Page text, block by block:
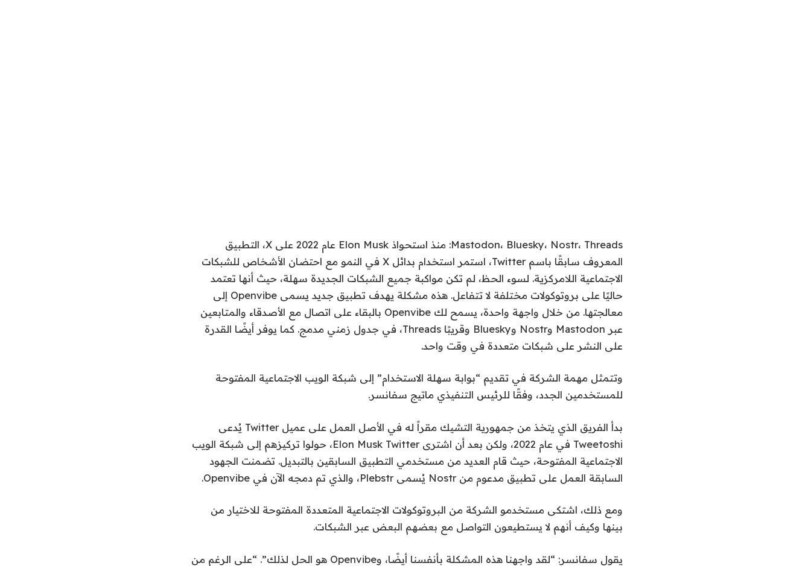
Mastodon، Bluesky، Nostr، Threads: منذ استحواذ Elon Musk عام 2022 على X، التطبيق
المعروف سابقًا باسم Twitter، استمر استخدام بدائل X في النمو مع احتضان الأشخاص للشبكات
الاجتماعية اللامركزية. لسوء الحظ، لم تكن مواكبة جميع الشبكات الجديدة سهلة، حيث أنها تعتمد
حاليًا على بروتوكولات مختلفة لا تتفاعل. هذه مشكلة يهدف تطبيق جديد يسمى Openvibe إلى
معالجتها. من خلال واجهة واحدة، يسمح لك Openvibe بالبقاء على اتصال مع الأصدقاء والمتابعين
عبر Mastodon وNostr وBluesky وقريبًا Threads، في جدول زمني مدمج. كما يوفر أيضًا القدرة
على النشر على شبكات متعددة في وقت واحد.
وتتمثل مهمة الشركة في تقديم “بوابة سهلة الاستخدام” إلى شبكة الويب الاجتماعية المفتوحة
للمستخدمين الجدد، وفقًا للرئيس التنفيذي ماتيج سفانسر.
بدأ الفريق الذي يتخذ من جمهورية التشيك مقراً له في الأصل العمل على عميل Twitter يُدعى
Tweetoshi في عام 2022، ولكن بعد أن اشترى Elon Musk Twitter، حولوا تركيزهم إلى شبكة الويب
الاجتماعية المفتوحة، حيث قام العديد من مستخدمي التطبيق السابقين بالتبديل. تضمنت الجهود
السابقة العمل على تطبيق مدعوم من Nostr يُسمى Plebstr، والذي تم دمجه الآن في Openvibe.
ومع ذلك، اشتكى مستخدمو الشركة من البروتوكولات الاجتماعية المتعددة المفتوحة للاختيار من
بينها وكيف أنهم لا يستطيعون التواصل مع بعضهم البعض عبر الشبكات.
يقول سفانسر: “لقد واجهنا هذه المشكلة بأنفسنا أيضًا، وOpenvibe هو الحل لذلك”. “على الرغم من